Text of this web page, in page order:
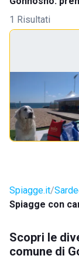
1 Risultati
Spiagge.it
Spiagge con
Scopri le
comune di